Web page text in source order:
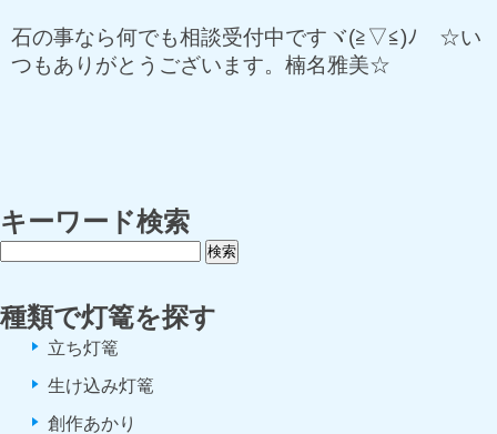
石の事なら何でも相談受付中ですヾ(≧▽≦)ﾉ ☆い
つもありがとうございます。楠名雅美☆
キーワード検索
種類で灯篭を探す
立ち灯篭
生け込み灯篭
創作あかり